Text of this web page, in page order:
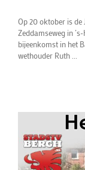
Op 20 oktober is de
Zeddamseweg in
bijeenkomst in het
wethouder Ruth ...